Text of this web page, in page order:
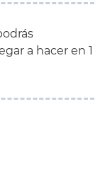
a hacer en 1